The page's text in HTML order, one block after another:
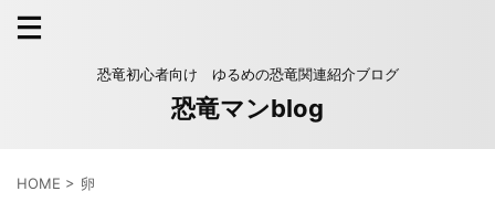
恐竜初心者向け ゆるめの恐竜関連紹介ブログ
恐竜マンblog
HOME > 卵